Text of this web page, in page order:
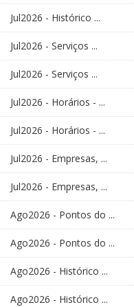
Jul2026 - Histórico ...
Jul2026 - Serviços ...
Jul2026 - Serviços ...
Jul2026 - Horários - ...
Jul2026 - Horários - ...
Jul2026 - Empresas, ...
Jul2026 - Empresas, ...
Ago2026 - Pontos do ...
Ago2026 - Pontos do ...
Ago2026 - Histórico ...
Ago2026 - Histórico ...